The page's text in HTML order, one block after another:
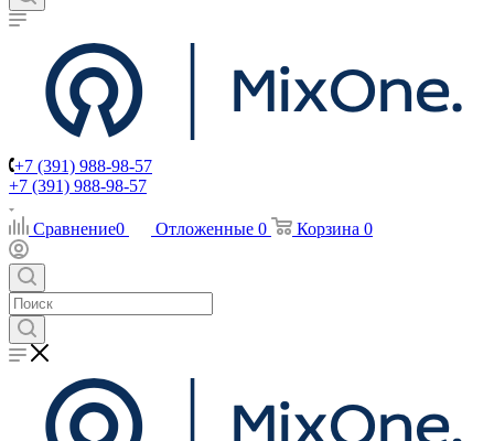
+7 (391) 988-98-57
+7 (391) 988-98-57
Сравнение0 Отложенные 0 Корзина 0